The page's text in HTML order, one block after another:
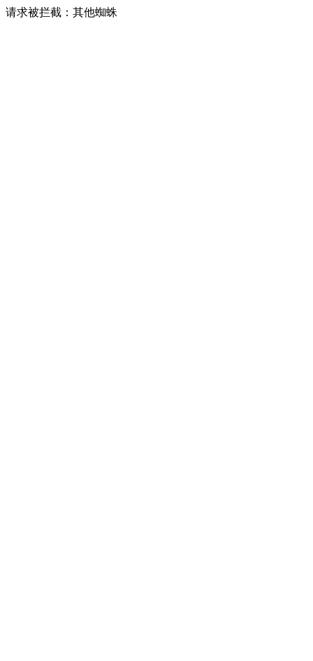
请求被拦截：其他蜘蛛